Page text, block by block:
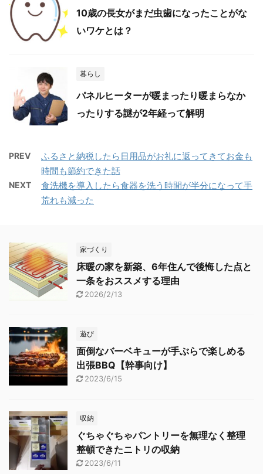
10歳の長女がまだ虫歯になったことがな
いワケとは？
暮らし
パネルヒーターが暖まったり暖まらなか
ったりする謎が2年経って解明
PREV
ふるさと納税したら日用品がお礼に返ってきてお金も
時間も節約できた話
NEXT
食洗機を導入したら食器を洗う時間が半分になって手
荒れも減った
家づくり
床暖の家を新築、6年住んで後悔した点と
一条をおススメする理由
2026/2/13
遊び
面倒なバーベキューが手ぶらで楽しめる
出張BBQ【幹事向け】
2023/6/15
収納
ぐちゃぐちゃパントリーを無理なく整理
整頓できたニトリの収納
2023/6/11